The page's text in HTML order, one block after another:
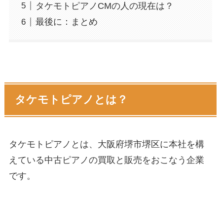
タケモトピアノCMの人の現在は？
最後に：まとめ
タケモトピアノとは？
タケモトピアノとは、大阪府堺市堺区に本社を構
えている中古ピアノの買取と販売をおこなう企業
です。